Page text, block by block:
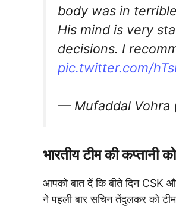
body was in
His mind is very
decisions. I
pic.twitter.com/
— Mufaddal Vohra
भारतीय टीम की
आपको बात दें कि बीते दिन CSK
ने पहली बार सचिन तेंदुलकर को